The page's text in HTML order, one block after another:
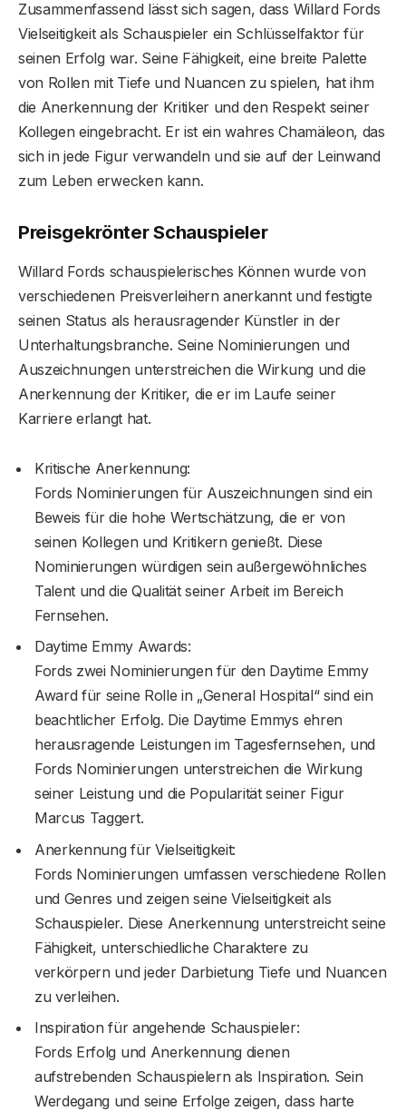
Zusammenfassend lässt sich sagen, dass Willard Fords
Vielseitigkeit als Schauspieler ein Schlüsselfaktor für
seinen Erfolg war. Seine Fähigkeit, eine breite Palette
von Rollen mit Tiefe und Nuancen zu spielen, hat ihm
die Anerkennung der Kritiker und den Respekt seiner
Kollegen eingebracht. Er ist ein wahres Chamäleon, das
sich in jede Figur verwandeln und sie auf der Leinwand
zum Leben erwecken kann.
Preisgekrönter Schauspieler
Willard Fords schauspielerisches Können wurde von
verschiedenen Preisverleihern anerkannt und festigte
seinen Status als herausragender Künstler in der
Unterhaltungsbranche. Seine Nominierungen und
Auszeichnungen unterstreichen die Wirkung und die
Anerkennung der Kritiker, die er im Laufe seiner
Karriere erlangt hat.
Kritische Anerkennung:
Fords Nominierungen für Auszeichnungen sind ein
Beweis für die hohe Wertschätzung, die er von
seinen Kollegen und Kritikern genießt. Diese
Nominierungen würdigen sein außergewöhnliches
Talent und die Qualität seiner Arbeit im Bereich
Fernsehen.
Daytime Emmy Awards:
Fords zwei Nominierungen für den Daytime Emmy
Award für seine Rolle in „General Hospital“ sind ein
beachtlicher Erfolg. Die Daytime Emmys ehren
herausragende Leistungen im Tagesfernsehen, und
Fords Nominierungen unterstreichen die Wirkung
seiner Leistung und die Popularität seiner Figur
Marcus Taggert.
Anerkennung für Vielseitigkeit:
Fords Nominierungen umfassen verschiedene Rollen
und Genres und zeigen seine Vielseitigkeit als
Schauspieler. Diese Anerkennung unterstreicht seine
Fähigkeit, unterschiedliche Charaktere zu
verkörpern und jeder Darbietung Tiefe und Nuancen
zu verleihen.
Inspiration für angehende Schauspieler:
Fords Erfolg und Anerkennung dienen
aufstrebenden Schauspielern als Inspiration. Sein
Werdegang und seine Erfolge zeigen, dass harte